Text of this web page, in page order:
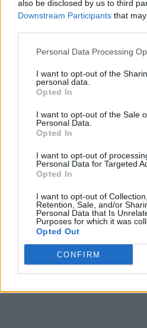
also be disclosed by us to third
Downstream Participants that
Personal Data Processing
I want to opt-out of the
personal data.
Opted In
I want to opt-out of the Sale
Personal Data.
Opted In
I want to opt-out of
Personal Data for Targeted
Opted In
I want to opt-out of
Retention, Sale, and/or
Personal Data that Is
Purposes for which it was
Opted Out
CONFIRM
Acțiunea Conservatoare
PNȚCD (Pavelescu)
PNCR (Terheș)
Partidul Patrioților (Surugiu)
FAR (Coarnă)
România pe Primul Loc
Arată
Arhiva sondajelor